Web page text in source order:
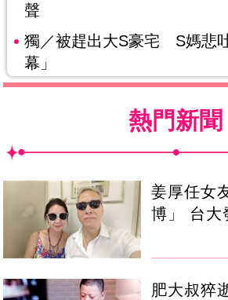
聲
獨／被趕出大S豪宅 S媽悲
幕」
熱門新聞
姜厚任女
博」 台大
肥大叔猝